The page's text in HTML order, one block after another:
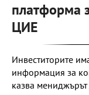
платформа
ЦИЕ
Инвеститорите
информация за
казва